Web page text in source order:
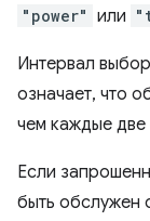
"power" или
Интервал
означает, что
чем каждые две
Если
быть обслужен